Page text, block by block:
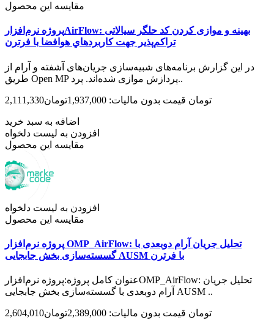
مقایسه این محصول
پروژه نرم‌افزارAirFlow: بهینه و موازی کردن کد حلگر سیالاتی
تراکم‌پذیر جهت كاربردهاي هوافضا با فرترن
در این گزارش برنامه‌های شبیه‌سازی جریان‌‌های آشفته و آرام از
طریق Open MP پردازش موازی شده‌اند. پرد..
2,111,330تومان قیمت بدون مالیات: 1,937,000تومان
اضافه به سبد خرید
افزودن به لیست دلخواه
مقایسه این محصول
افزودن به لیست دلخواه
مقایسه این محصول
پروژه نرم‌افزار OMP_AirFlow: تحلیل جریان آرام دوبعدی با
گسسته‌سازی بخش جابجایی AUSM با فرترن
عنوان کامل پروژه:پروژه نرم‌افزارOMP_AirFlow: تحلیل جریان
آرام دوبعدی با گسسته‌سازی بخش جابجایی AUSM ..
2,604,010تومان قیمت بدون مالیات: 2,389,000تومان